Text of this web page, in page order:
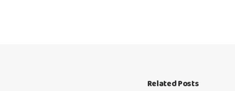
Related Posts